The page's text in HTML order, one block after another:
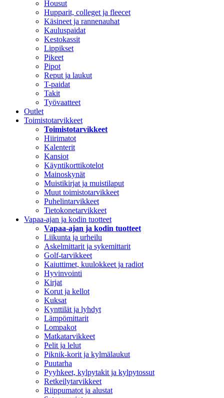
Housut
Hupparit, colleget ja fleecet
Käsineet ja rannenauhat
Kauluspaidat
Kestokassit
Lippikset
Pikeet
Pipot
Reput ja laukut
T-paidat
Takit
Työvaatteet
Outlet
Toimistotarvikkeet
Toimistotarvikkeet
Hiirimatot
Kalenterit
Kansiot
Käyntikorttikotelot
Mainoskynät
Muistikirjat ja muistilaput
Muut toimistotarvikkeet
Puhelintarvikkeet
Tietokonetarvikkeet
Vapaa-ajan ja kodin tuotteet
Vapaa-ajan ja kodin tuotteet
Liikunta ja urheilu
Askelmittarit ja sykemittarit
Golf-tarvikkeet
Kaiuttimet, kuulokkeet ja radiot
Hyvinvointi
Kirjat
Korut ja kellot
Kuksat
Kynttilät ja lyhdyt
Lämpömittarit
Lompakot
Matkatarvikkeet
Pelit ja lelut
Piknik-korit ja kylmälaukut
Puutarha
Pyyhkeet, kylpytakit ja kylpytossut
Retkeilytarvikkeet
Riippumatot ja alustat